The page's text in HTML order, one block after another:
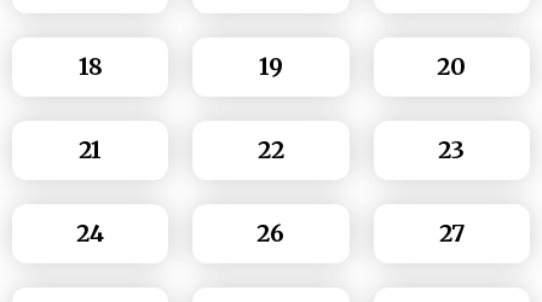
18 19 20
21 22 23
24 26 27